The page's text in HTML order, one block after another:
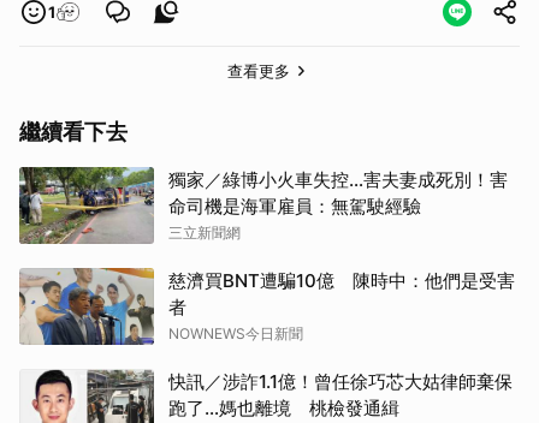
1
查看更多
繼續看下去
獨家／綠博小火車失控…害夫妻成死別！害
命司機是海軍雇員：無駕駛經驗
三立新聞網
慈濟買BNT遭騙10億 陳時中：他們是受害
者
NOWNEWS今日新聞
快訊／涉詐1.1億！曾任徐巧芯大姑律師棄保
跑了…媽也離境 桃檢發通緝